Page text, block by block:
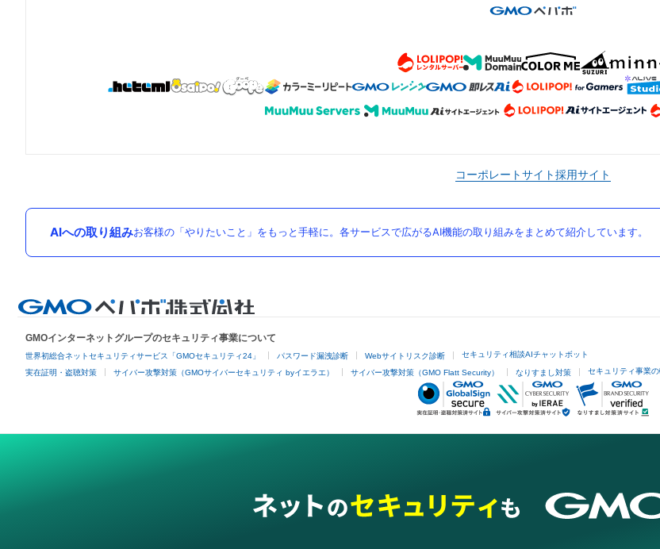
コーポレートサイト採用サイト
AIへの取り組みお客様の「やりたいこと」をもっと手軽に。各サービスで広がるAI機能の取り組みをまとめて紹介しています。
GMOインターネットグループのセキュリティ事業について
世界初総合ネットセキュリティサービス「GMOセキュリティ24」 パスワード漏洩診断 Webサイトリスク診断 セキュリティ相談AIチャットボット
実在証明・盗聴対策 サイバー攻撃対策（GMOサイバーセキュリティ byイエラエ） サイバー攻撃対策（GMO Flatt Security） なりすまし対策 セキュリティ事業